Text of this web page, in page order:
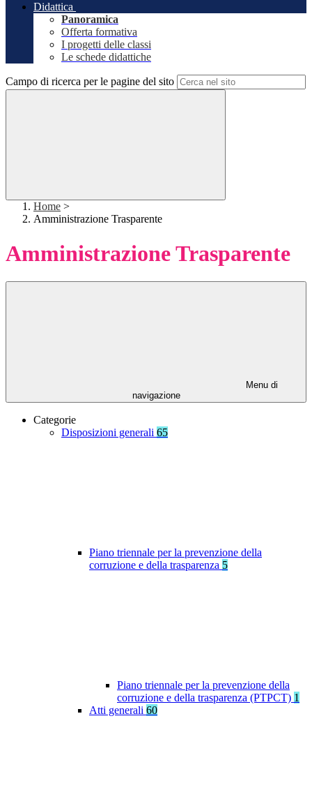
Didattica
Panoramica
Offerta formativa
I progetti delle classi
Le schede didattiche
Campo di ricerca per le pagine del sito
Home >
Amministrazione Trasparente
Amministrazione Trasparente
Menu di
navigazione
Categorie
Disposizioni generali 65
Piano triennale per la prevenzione della
corruzione e della trasparenza 5
Piano triennale per la prevenzione della
corruzione e della trasparenza (PTPCT) 1
Atti generali 60